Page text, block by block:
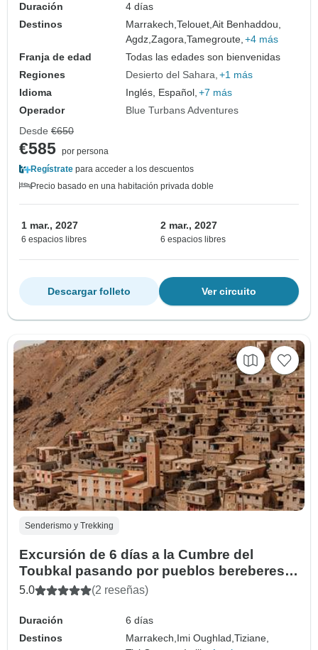
Duración
4 días
Destinos
Marrakech,Telouet,Ait Benhaddou,
Agdz,Zagora,Tamegroute, +4 más
Franja de edad
Todas las edades son bienvenidas
Regiones
Desierto del Sahara +1 más
Idioma
Inglés, Español, +7 más
Operador
Blue Turbans Adventures
Desde €650
€585 por persona
Regístrate para acceder a los descuentos
Precio basado en una habitación privada doble
1 mar., 2027
6 espacios libres
2 mar., 2027
6 espacios libres
Ver circuito
Descargar folleto
Senderismo y Trekking
Excursión de 6 días a la Cumbre del
Toubkal pasando por pueblos bereberes
ocultos
5.0 (2 reseñas)
Duración
6 días
Destinos
Marrakech, Imi Oughlad,Tiziane,